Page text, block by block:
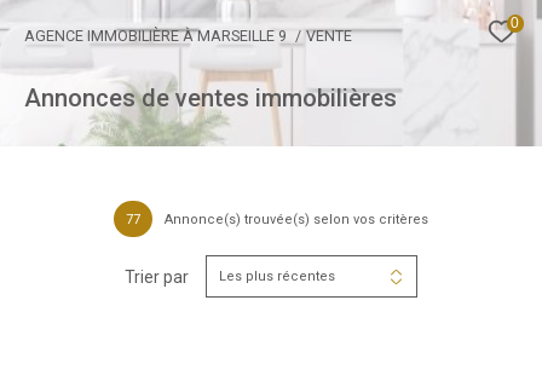
0
AGENCE IMMOBILIÈRE À MARSEILLE 9 VENTE
Annonces de ventes immobilières
77 Annonce(s) trouvée(s) selon vos critères
Trier par Les plus récentes